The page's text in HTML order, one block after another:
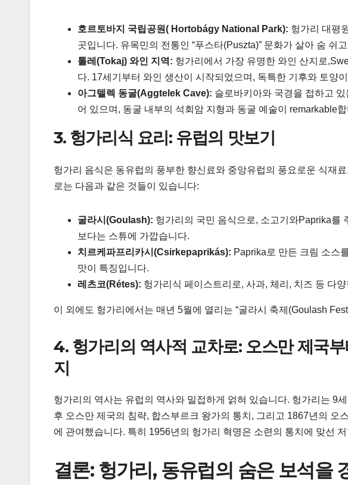
호르토바지 국립공원( Hortobágy National Park): 헝가리 대평
곳입니다. 유목민의 전통인 “푸스타(Puszta)” 문화가 살아 숨 쉬
톨레(Tokaj) 와인 지역: 헝가리에서 가장 유명한 와인 산지로
다. 17세기부터 와인 생산이 시작되었으며, 독특한 기후와 토양
아그텔렉 동굴(Aggtelek Cave): 슬로바키아와 국경을 접하고
어 있으며, 동굴 내부의 석회암 지형과 동굴 예술이 remarkable
3. 헝가리식 요리: 유럽의 맛보기
헝가리 음식은 동유럽의 풍부한 향신료와 중앙유럽의 풍요로운 식재
로는 다음과 같은 것들이 있습니다:
굴라시(Goulash): 헝가리의 국민 음식으로, 소고기와Paprika를
보다는 스튜에 가깝습니다.
치르케파프리카시(Csirkepaprikás): Paprika로 만든 크림 소스
맛이 특징입니다.
레츠코(Rétes): 헝가리식 페이스트리로, 사과, 체리, 치즈 등 다
이 외에도 헝가리에서는 매년 5월에 열리는 “굴라시 축제(Goulash
4. 헝가리의 역사적 교차로: 오스만 제국
지
헝가리의 역사는 유럽의 역사와 밀접하게 얽혀 있습니다. 헝가리는 9
후 오스만 제국의 침략, 합스부르크 왕가의 통치, 그리고 1867년의 오
에 관여했습니다. 특히 1956년의 헝가리 혁명은 소련의 통치에 맞선
결론: 헝가리, 동유럽의 숨은 보석을